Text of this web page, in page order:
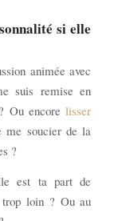
si elle
animée avec
suis remise en
Ou encorelisser
me soucier de la
?
est ta part de
trop loin ? Ou au